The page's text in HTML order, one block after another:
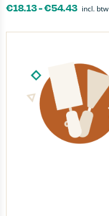
€18.13-€54.43 incl. btw